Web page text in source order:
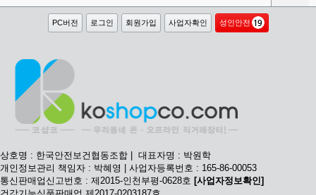
PC버전 로그인 회원가입 사업자확인 성인안전
상호명 : 한국안전보건협동조합 | 대표자명 : 박원학
개인정보관리 책임자 : 박혜영 | 사업자등록번호 : 165-86-00053
통신판매업신고번호 : 제2015-인천부평-0628호 [사업자정보확인]